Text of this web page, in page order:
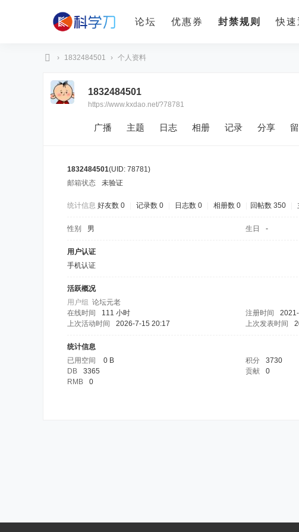
论坛 优惠券 封禁规则 快速
学
› 1832484501 › 个人资料
1832484501
https://www.kxdao.net/?78781
广播 主题 日志 相册 记录 分享
1832484501(UID: 78781)
邮箱状态
未验证
统计信息 好友数 0 记录数 0 日志数 0 相册数 0 回帖数 350
性别 男 生日 -
用户认证
手机认证
活跃概况
用户组 论坛元老
在线时间
111 小时 注册时间
上次活动时间
2026-7-15 20:17 上次发表时间
统计信息
已用空间
0 B 积分 3730
DB
3365 贡献 0
RMB
0